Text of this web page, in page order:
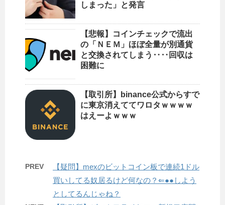
しまった」と発言
【悲報】コインチェックで流出
の「ＮＥＭ」ほぼ全量が別通貨
と交換されてしまう‥‥回収は
困難に
【取引所】binance公式からすで
に東京消えててワロタｗｗｗｗ
はえーよｗｗｗ
PREV
【疑問】mexのビットコイン板で連続1ドル
買いしてる奴居るけど何なの？⇐●●しよう
としてるんじゃね？